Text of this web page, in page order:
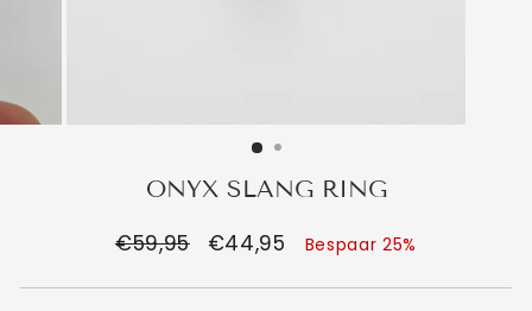
ONYX SLANG RING
Normale
€59,95 Verkoopprijs
€44,95 Bespaar 25%